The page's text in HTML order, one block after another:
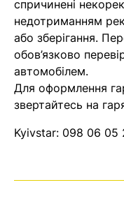
спричинені
недотриманням
або зберігання.
обов’язково
автомобілем.
Для оформлення
звертайтесь на
Kyivstar: 098 06 05